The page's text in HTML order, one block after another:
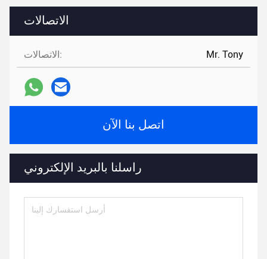
الاتصالات
الاتصالات: Mr. Tony
اتصل بنا الآن
راسلنا بالبريد الإلكتروني